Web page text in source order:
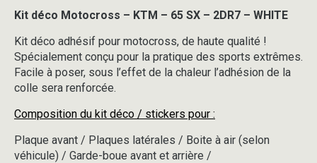
65
-
2DR7
-
WHITE
Kit déco Motocross – KTM – 65 SX – 2DR7 – WHITE
Kit déco adhésif pour motocross, de haute qualité !
Spécialement conçu pour la pratique des sports extrêmes.
Facile à poser, sous l’effet de la chaleur l’adhésion de la
colle sera renforcée.
Composition du kit déco / stickers pour :
Plaque avant / Plaques latérales / Boite à air (selon
véhicule) / Garde-boue avant et arrière /